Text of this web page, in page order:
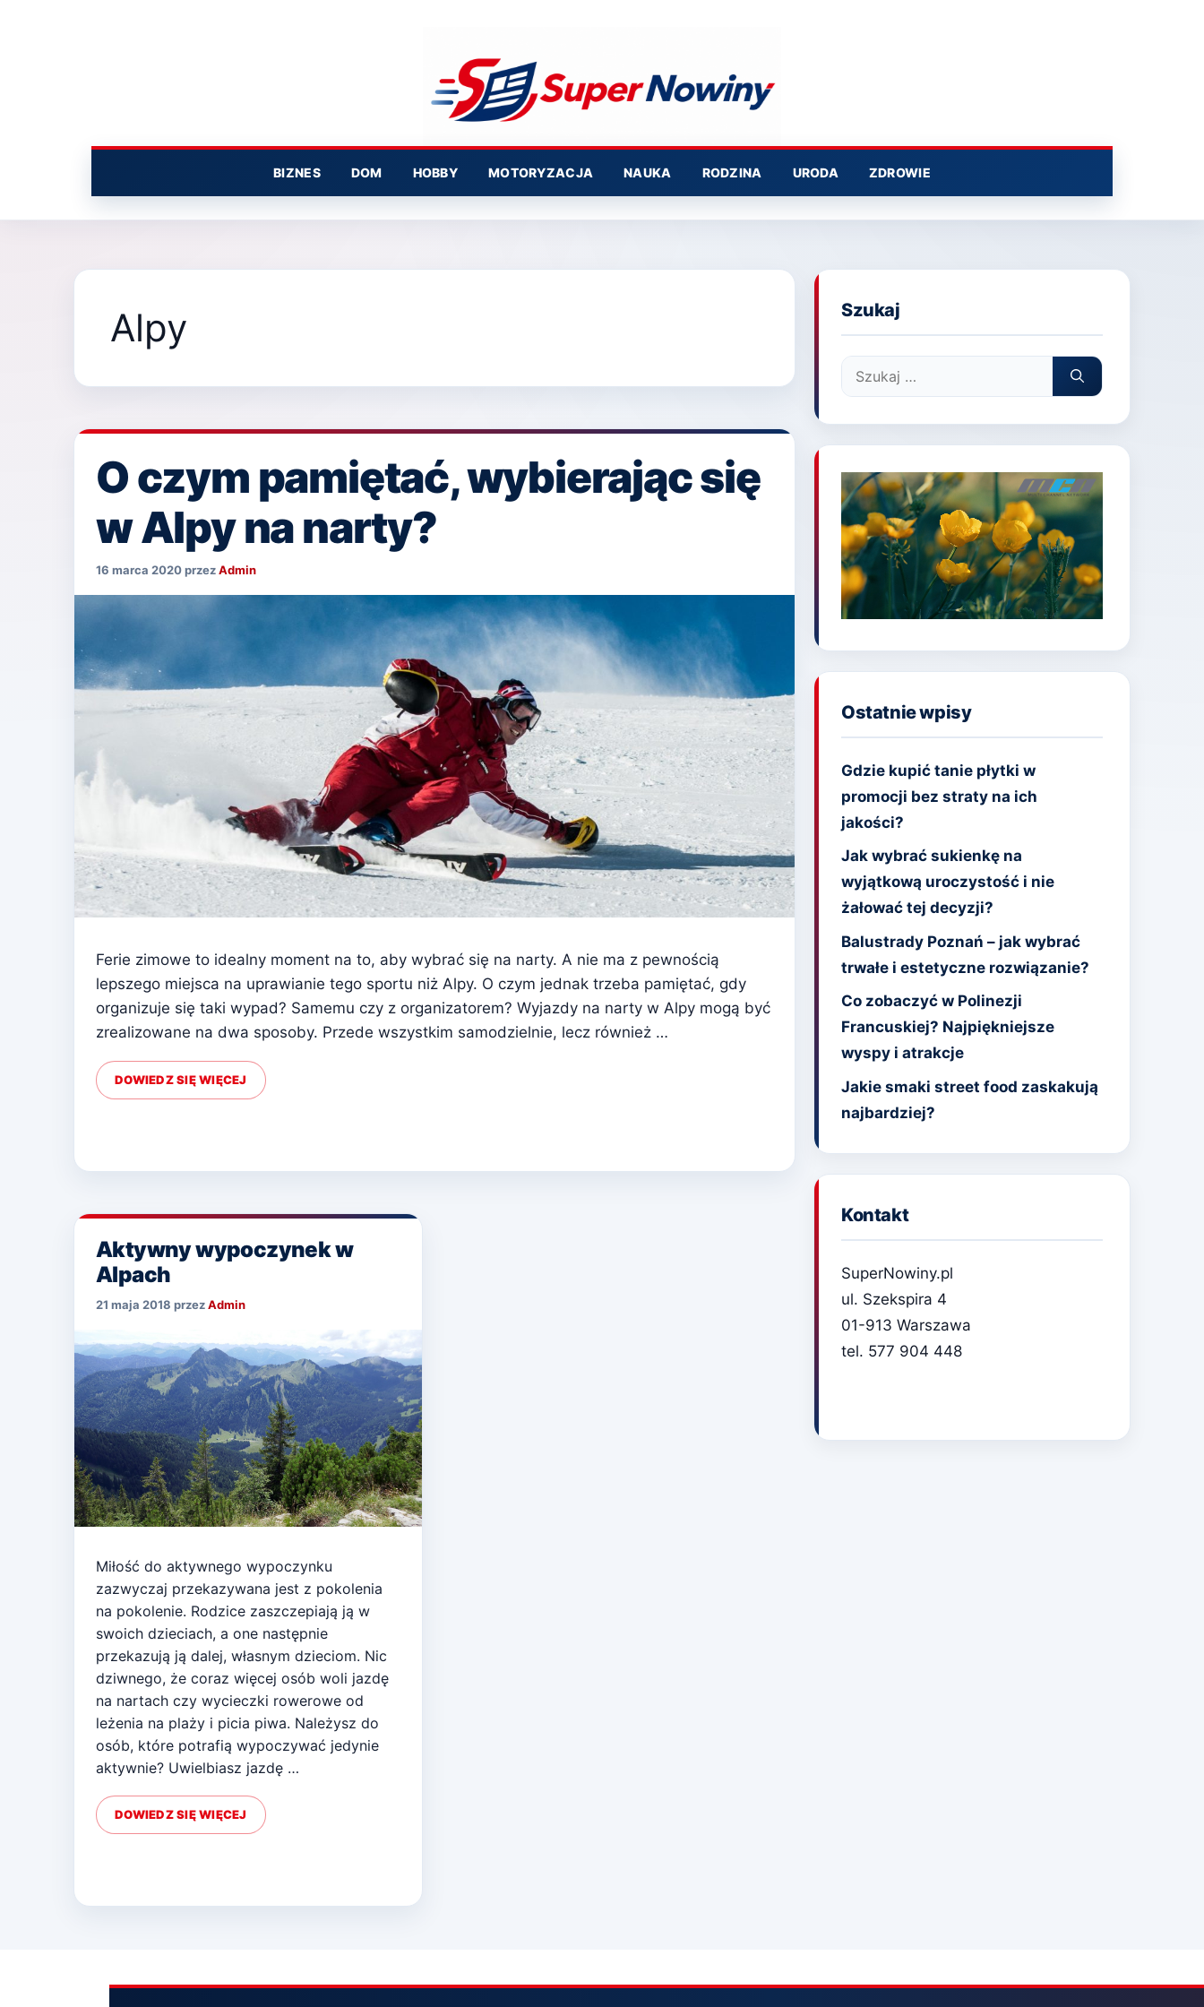
BIZNES DOM HOBBY MOTORYZACJA NAUKA RODZINA URODA ZDROWIE
Alpy
O czym pamiętać, wybierając się
w Alpy na narty?
16 marca 2020przezAdmin
Ferie zimowe to idealny moment na to, aby wybrać się na narty. A nie ma z pewnością
lepszego miejsca na uprawianie tego sportu niż Alpy. O czym jednak trzeba pamiętać, gdy
organizuje się taki wypad? Samemu czy z organizatorem? Wyjazdy na narty w Alpy mogą być
zrealizowane na dwa sposoby. Przede wszystkim samodzielnie, lecz również …
DOWIEDZ SIĘ WIĘCEJ
Aktywny wypoczynek w
Alpach
21 maja 2018 przezAdmin
Miłość do aktywnego wypoczynku
zazwyczaj przekazywana jest z pokolenia
na pokolenie. Rodzice zaszczepiają ją w
swoich dzieciach, a one następnie
przekazują ją dalej, własnym dzieciom. Nic
dziwnego, że coraz więcej osób woli jazdę
na nartach czy wycieczki rowerowe od
leżenia na plaży i picia piwa. Należysz do
osób, które potrafią wypoczywać jedynie
aktywnie? Uwielbiasz jazdę …
DOWIEDZ SIĘ WIĘCEJ
Szukaj
Szukaj:
Ostatnie wpisy
Gdzie kupić tanie płytki w
promocji bez straty na ich
jakości?
Jak wybrać sukienkę na
wyjątkową uroczystość i nie
żałować tej decyzji?
Balustrady Poznań – jak wybrać
trwałe i estetyczne rozwiązanie?
Co zobaczyć w Polinezji
Francuskiej? Najpiękniejsze
wyspy i atrakcje
Jakie smaki street food zaskakują
najbardziej?
Kontakt
SuperNowiny.pl
ul. Szekspira 4
01-913 Warszawa
tel. 577 904 448